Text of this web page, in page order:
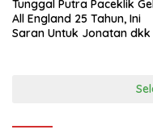
Tunggal Putra Paceklik
All England 25 Tahun, Ini
Saran Untuk Jonatan dkk